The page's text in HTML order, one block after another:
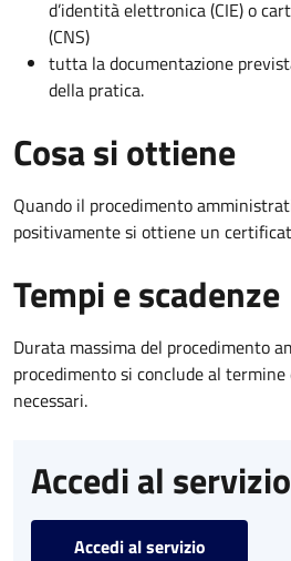
d’identità elettronica (CIE) o
(CNS)
tutta la documentazione
della pratica.
Cosa si ottiene
Quando il procedimento
positivamente si ottiene un
Tempi e scadenze
Durata massima del procedimento
procedimento si conclude al
necessari.
Accedi al servizio
Accedi al servizio